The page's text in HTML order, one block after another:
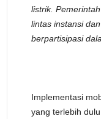
listrik.
lintas instansi
berpartisipasi
Implementasi
yang terlebih